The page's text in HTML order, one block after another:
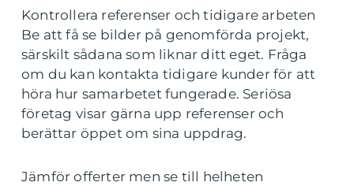
Kontrollera referenser och tidigare arbeten
Be att få se bilder på genomförda projekt,
särskilt sådana som liknar ditt eget. Fråga
om du kan kontakta tidigare kunder för att
höra hur samarbetet fungerade. Seriösa
företag visar gärna upp referenser och
berättar öppet om sina uppdrag.
Jämför offerter men se till helheten